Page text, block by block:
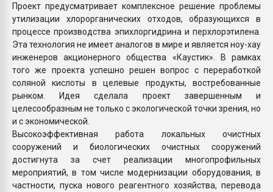
Проект предусматривает комплексное решение проблемы
утилизации хлорорганических отходов, образующихся в
процессе производства эпихлоргидрина и перхлорэтилена.
Эта технология не имеет аналогов в мире и является ноу-хау
инженеров акционерного общества «Каустик». В рамках
того же проекта успешно решен вопрос с переработкой
соляной кислоты в целевые продукты, востребованные
рынком. Идея сделала проект завершенным и
целесообразным не только с экологической точки зрения, но
и с экономической.
Высокоэффективная работа локальных очистных
сооружений и биологических очистных сооружений
достигнута за счет реализации многопрофильных
мероприятий, в том числе модернизации оборудования, в
частности, пуска нового реагентного хозяйства, перевода